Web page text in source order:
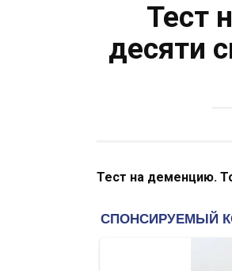
Тест
десяти
Тест на деменцию.